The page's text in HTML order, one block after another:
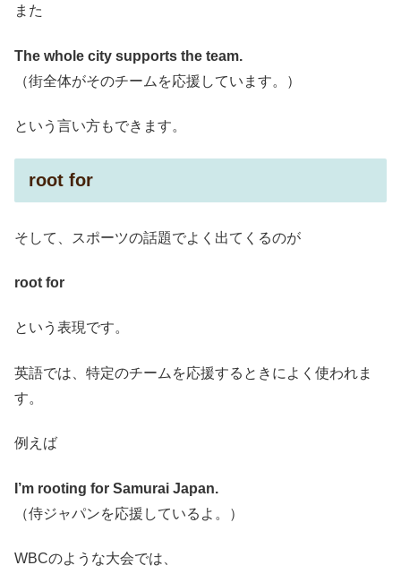
また
The whole city supports the team.
（街全体がそのチームを応援しています。）
という言い方もできます。
root for
そして、スポーツの話題でよく出てくるのが
root for
という表現です。
英語では、特定のチームを応援するときによく使われま
す。
例えば
I’m rooting for Samurai Japan.
（侍ジャパンを応援しているよ。）
WBCのような大会では、